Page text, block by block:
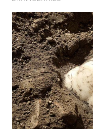
UTARA
WN
SAMOSIR
WN
PADANG
LAWAS